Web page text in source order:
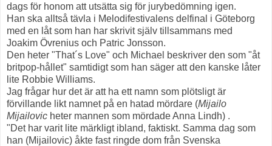
dags för honom att utsätta sig för jurybedömning igen.
Han ska alltså tävla i Melodifestivalens delfinal i Göteborg
med en låt som han har skrivit själv tillsammans med
Joakim Övrenius och Patric Jonsson.
Den heter "That´s Love" och Michael beskriver den som "åt
britpop-hållet" samtidigt som han säger att den kanske låter
lite Robbie Williams.
Jag frågar hur det är att ha ett namn som plötsligt är
förvillande likt namnet på en hatad mördare (Mijailo
Mijailovic heter mannen som mördade Anna Lindh) .
"Det har varit lite märkligt ibland, faktiskt. Samma dag som
han (Mijailovic) åkte fast ringde dom från Svenska